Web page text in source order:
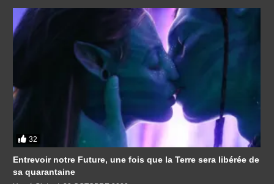
32
Entrevoir notre Future, une fois que la Terre sera libérée de
sa quarantaine